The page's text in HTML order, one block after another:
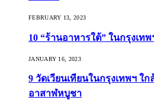
FEBRUARY 13, 2023
10 “ร้านอาหารใต้” ในกรุงเท
JANUARY 16, 2023
9 วัดเวียนเทียนในกรุงเทพฯ ใ
อาสาฬหบูชา